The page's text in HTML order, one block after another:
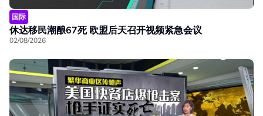
国际
休达移民潮酿67死 欧盟后天召开视频紧急会议
02/08/2026